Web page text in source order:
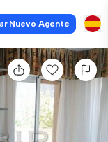
Nuevo Agente